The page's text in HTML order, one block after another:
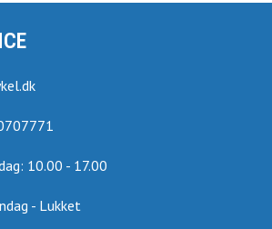
10.00 - 17.00
- Lukket